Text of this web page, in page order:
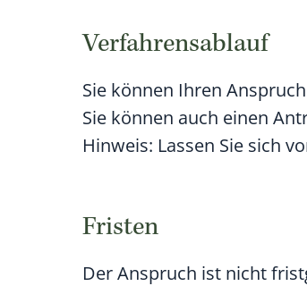
Verfahrensablauf
Sie können Ihren
Sie können auch einen
Hinweis: Lassen Sie sich
Fristen
Der Anspruch ist nicht